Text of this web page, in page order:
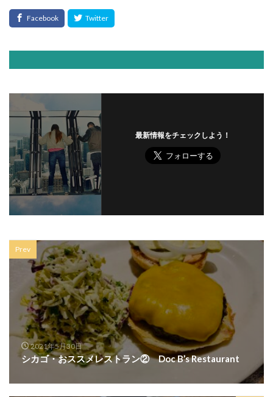
最新情報をチェックしよう！
Prev
2021年5月30日
シカゴ・おススメレストラン② Doc B’s Restaurant